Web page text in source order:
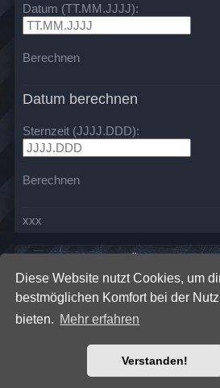
Diese Website nutzt Cookies, um
bestmöglichen Komfort bei der
bieten. Mehr erfahren
Verstanden!
Datum (TT.MM.JJJJ):
Berechnen
Datum berechnen
Sternzeit (JJJJ.DDD):
Berechnen
xxx
Powered byphpBB® Forum Software
Deutsche Übersetzung durch
Datenschutz|